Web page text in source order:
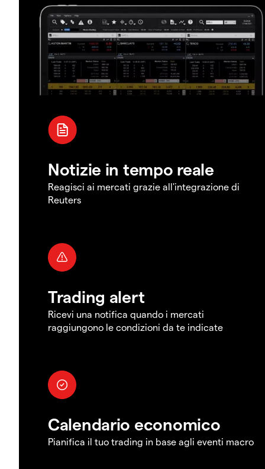
Notizie in tempo reale
Reagisci ai mercati grazie all'integrazione di
Reuters
Trading alert
Ricevi una notifica quando i mercati
raggiungono le condizioni da te indicate
Calendario economico
Pianifica il tuo trading in base agli eventi macro